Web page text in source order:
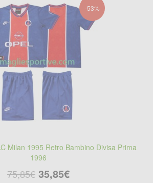
-53%
Milan 1995 Retro Bambino Divisa Prima
1996
75,85€ 35,85€